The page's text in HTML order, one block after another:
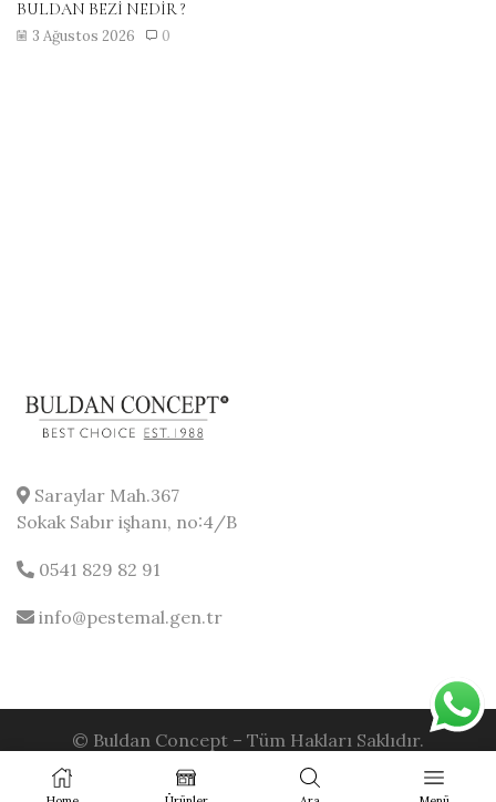
BULDAN BEZİ NEDİR ?
3 Ağustos 2026 0
Saraylar Mah.367
Sokak Sabır işhanı, no:4/B
0541 829 82 91
info@pestemal.gen.tr
© Buldan Concept – Tüm Hakları Saklıdır.